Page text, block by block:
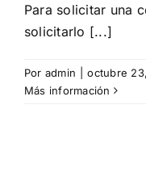
Para solicitar una
solicitarlo [...]
Por admin octubre
Más información